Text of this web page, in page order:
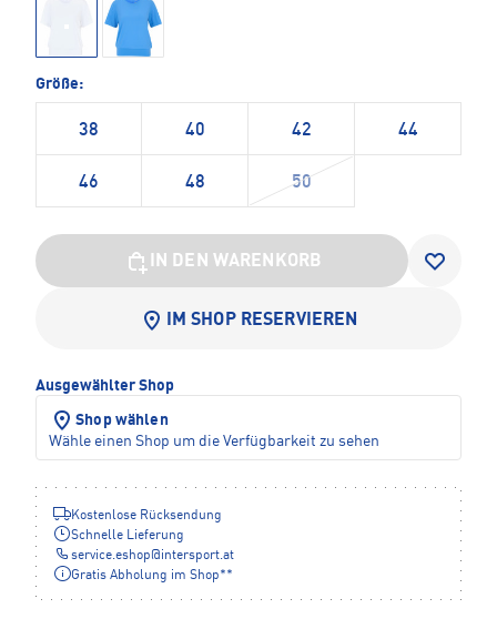
Größe:
38 40 42 44
46 48 50
IN DEN WARENKORB
IM SHOP RESERVIEREN
Ausgewählter Shop
Shop wählen
Wähle einen Shop um die Verfügbarkeit zu sehen
Kostenlose Rücksendung
Schnelle Lieferung
service.eshop@intersport.at
Gratis Abholung im Shop**